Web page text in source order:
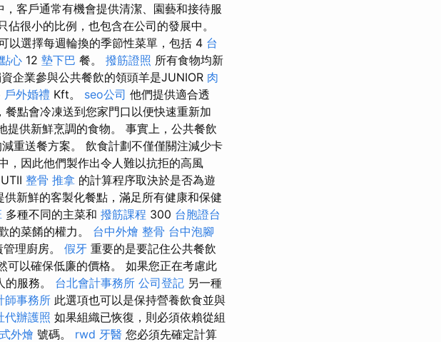
客戶通常有機會提供清潔、園藝和接待服
佔很小的比例，也包含在公司的發展中。
以選擇每週輪換的季節性菜單，包括 4 台
心 12 墊下巴 餐。 撥筋證照 所有食物均新
企業參與公共餐飲的領頭羊是JUNIOR 肉
戶外婚禮 Kft。 seo公司 他們提供適合透
點會冷凍送到您家門口以便快速重新加
提供新鮮烹調的食物。 事實上，公共餐飲
重送餐方案。 飲食計劃不僅僅關注減少卡
，因此他們製作出令人難以抗拒的高風
UTII 整骨 推拿 的計算程序取決於是否為遊
供新鮮的客製化餐點，滿足所有健康和保健
多種不同的主菜和 撥筋課程 300 台胞證台
的菜餚的權力。 台中外燴 整骨 台中泡腳
理廚房。 假牙 重要的是要記住公共餐飲
可以確保低廉的價格。 如果您正在考慮此
服務。 台北會計事務所 公司登記 另一種
師事務所 此選項也可以是保持營養飲食並與
代辦護照 如果組織已恢復，則必須依賴從組
外燴 號碼。 rwd 牙醫 您必須先確定計算